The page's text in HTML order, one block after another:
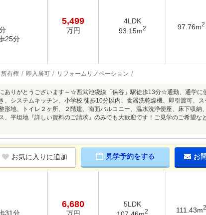
25分
5,499
万円
4LDK
93.15m2 97.76m2
所有権 即入居可 リフォームリノベーション
ありがとうございます～☆西武池袋線「保谷」駅徒歩13分☆通勤、通学に
システムキッチン、小学校 徒歩10分以内、食器洗乾燥機、即引渡可、ス
地、トイレ２ヶ所、２階建、南面バルコニー、温水洗浄便座、床下収納
、平坦地『詳しい資料のご請求』のみでも大歓迎です！ご見学のご希望な
お気に入りに追加 見学予約をする お
31分
6,680
5LDK
2 111.43m2